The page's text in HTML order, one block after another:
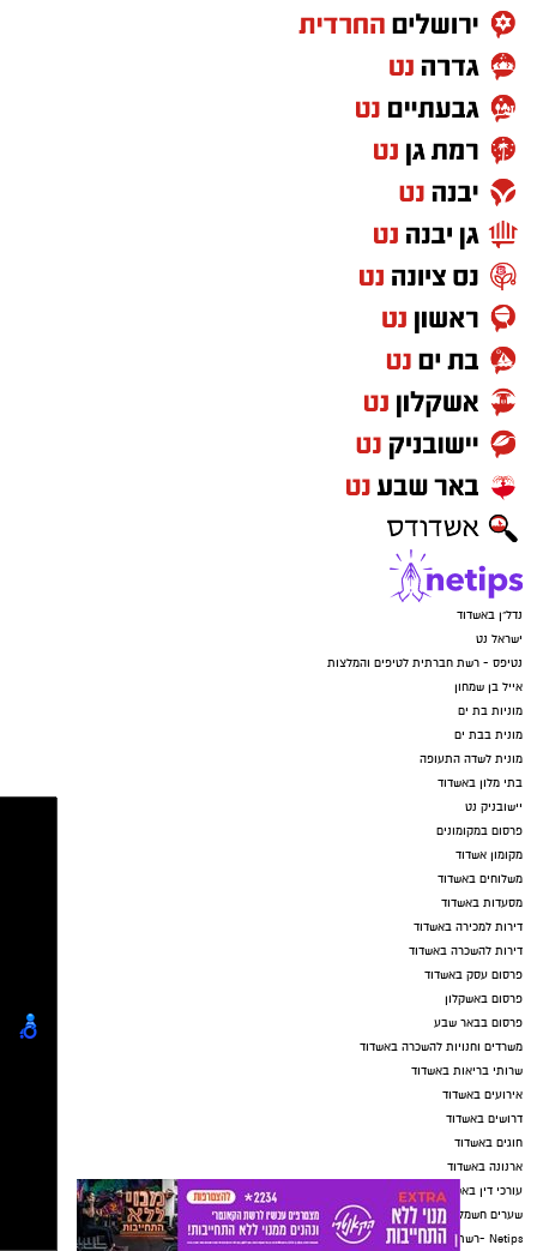
נדל"ן באשדוד
ישראל נט
נטיפס - רשת חברתית לטיפים והמלצות
אייל בן שמחון
מוניות בת ים
מונית בבת ים
מונית לשדה התעופה
בתי מלון באשדוד
יישובניק נט
פרסום במקומונים
מקומון אשדוד
משלוחים באשדוד
מסעדות באשדוד
דירות למכירה באשדוד
דירות להשכרה באשדוד
פרסום עסק באשדוד
פרסום באשקלון
פרסום בבאר שבע
משרדים וחנויות להשכרה באשדוד
שרותי בריאות באשדוד
אירועים באשדוד
דרושים באשדוד
חוגים באשדוד
ארנונה באשדוד
עורכי דין באשדוד
שערים חשמליים באשדוד
Netips -רשת חברתית לחכמת ההמונים